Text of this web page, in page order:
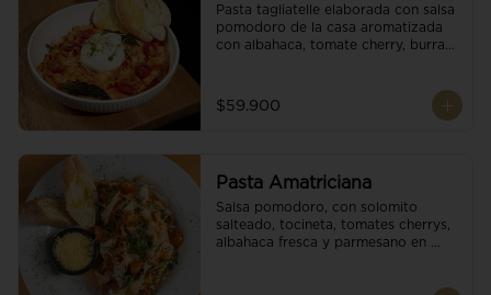
Pasta tagliatelle elaborada con salsa
pomodoro de la casa aromatizada
con albahaca, tomate cherry, burrata
$59.900
Pasta Amatriciana
Salsa pomodoro, con solomito
salteado, tocineta, tomates cherrys,
albahaca fresca y parmesano en